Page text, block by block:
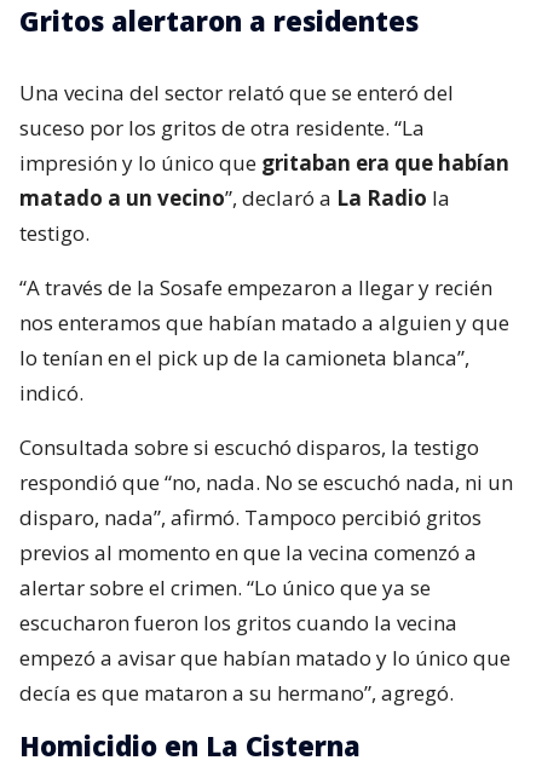
Gritos alertaron a residentes
Una vecina del sector relató que se enteró del
suceso por los gritos de otra residente. “La
impresión y lo único que gritaban era que habían
matado a un vecino”, declaró a La Radio la
testigo.
“A través de la Sosafe empezaron a llegar y recién
nos enteramos que habían matado a alguien y que
lo tenían en el pick up de la camioneta blanca”,
indicó.
Consultada sobre si escuchó disparos, la testigo
respondió que “no, nada. No se escuchó nada, ni un
disparo, nada”, afirmó. Tampoco percibió gritos
previos al momento en que la vecina comenzó a
alertar sobre el crimen. “Lo único que ya se
escucharon fueron los gritos cuando la vecina
empezó a avisar que habían matado y lo único que
decía es que mataron a su hermano”, agregó.
Homicidio en La Cisterna